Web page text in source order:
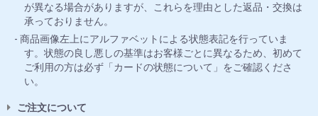
が異なる場合がありますが、これらを理由とした返品・交換は
承っておりません。
商品画像左上にアルファベットによる状態表記を行っていま
す。状態の良し悪しの基準はお客様ごとに異なるため、初めて
ご利用の方は必ず「カードの状態について」をご確認くださ
い。
ご注文について